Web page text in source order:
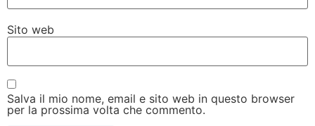
Sito web
Salva il mio nome, email e sito web in questo browser
per la prossima volta che commento.